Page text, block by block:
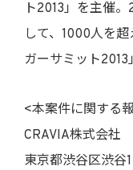
ト2013」を主催
して、1000人を
ガーサミット2013
<本案件に関する
CRAVIA株式会社
東京都渋谷区渋谷